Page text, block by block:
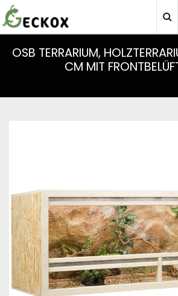
OSB TERRARIUM,
CM MIT